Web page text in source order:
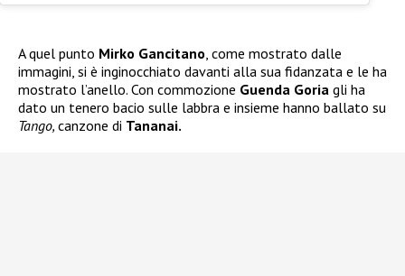
A quel punto Mirko Gancitano , come mostrato dalle
immagini, si è inginocchiato davanti alla sua fidanzata e le ha
mostrato l’anello. Con commozione Guenda Goria gli ha
dato un tenero bacio sulle labbra e insieme hanno ballato su
Tango, canzone di Tananai.